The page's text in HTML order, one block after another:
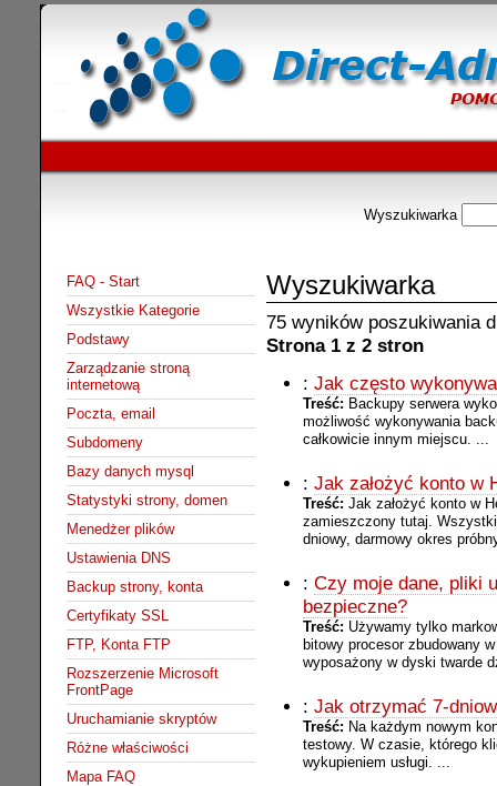
Wyszukiwarka
FAQ - Start
Wszystkie Kategorie
Podstawy
Zarządzanie stroną
internetową
Poczta, email
Subdomeny
Bazy danych mysql
Statystyki strony, domen
Menedżer plików
Ustawienia DNS
Backup strony, konta
Certyfikaty SSL
FTP, Konta FTP
Rozszerzenie Microsoft
FrontPage
Uruchamianie skryptów
Różne właściwości
Mapa FAQ
Wyszukiwarka
75 wyników poszukiwania
Strona 1 z 2 stron
: Jak często
Treść: Backupy serwera
możliwość wykonywania
całkowicie innym miejscu. ...
: Jak założyć konto w
Treść: Jak założyć konto w
zamieszczony tutaj.
dniowy, darmowy okres
: Czy moje dane, pliki
bezpieczne?
Treść: Używamy tylko
bitowy procesor zbudowany
wyposażony w dyski twarde
: Jak otrzymać 7-
Treść: Na każdym nowym
testowy. W czasie, którego
wykupieniem usługi. ...